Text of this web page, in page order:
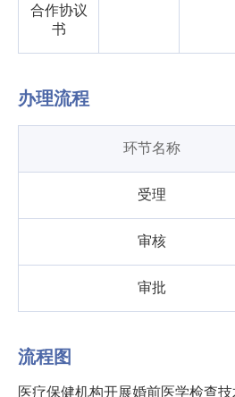
合作协议
书
办理流程
环节名称
受理
审核
审批
流程图
医疗保健机构开展婚前医学检查